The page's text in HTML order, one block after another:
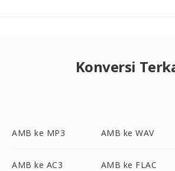
Konversi
AMB ke MP3 AMB ke WAV
AMB ke AC3 AMB ke FLAC